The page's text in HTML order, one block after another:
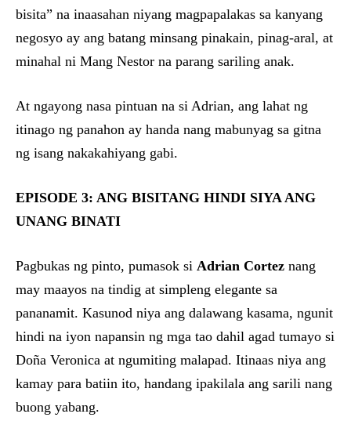
bisita” na inaasahan niyang magpapalakas sa kanyang
negosyo ay ang batang minsang pinakain, pinag-aral, at
minahal ni Mang Nestor na parang sariling anak.
At ngayong nasa pintuan na si Adrian, ang lahat ng
itinago ng panahon ay handa nang mabunyag sa gitna
ng isang nakakahiyang gabi.
EPISODE 3: ANG BISITANG HINDI SIYA ANG
UNANG BINATI
Pagbukas ng pinto, pumasok si Adrian Cortez nang
may maayos na tindig at simpleng elegante sa
pananamit. Kasunod niya ang dalawang kasama, ngunit
hindi na iyon napansin ng mga tao dahil agad tumayo si
Doña Veronica at ngumiting malapad. Itinaas niya ang
kamay para batiin ito, handang ipakilala ang sarili nang
buong yabang.